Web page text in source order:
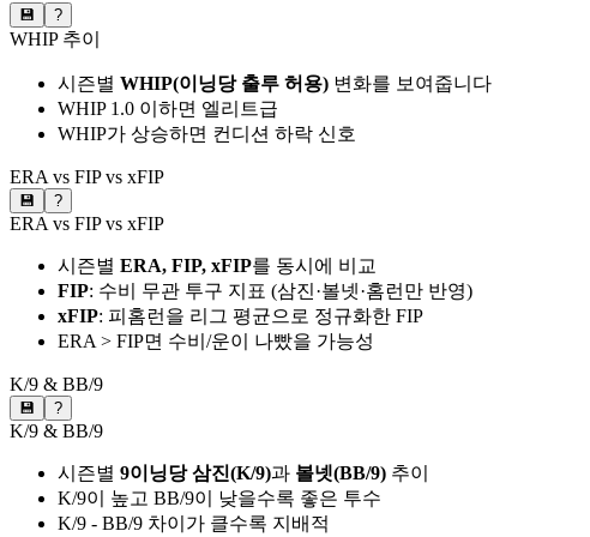
💾 ?
WHIP 추이
시즌별 WHIP(이닝당 출루 허용) 변화를 보여줍니다
WHIP 1.0 이하면 엘리트급
WHIP가 상승하면 컨디션 하락 신호
ERA vs FIP vs xFIP
💾 ?
ERA vs FIP vs xFIP
시즌별 ERA, FIP, xFIP를 동시에 비교
FIP: 수비 무관 투구 지표 (삼진·볼넷·홈런만 반영)
xFIP: 피홈런을 리그 평균으로 정규화한 FIP
ERA > FIP면 수비/운이 나빴을 가능성
K/9 & BB/9
💾 ?
K/9 & BB/9
시즌별 9이닝당 삼진(K/9)과 볼넷(BB/9) 추이
K/9이 높고 BB/9이 낮을수록 좋은 투수
K/9 - BB/9 차이가 클수록 지배적